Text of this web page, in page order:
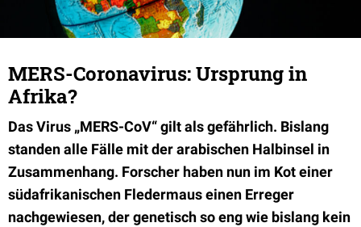
MERS-Coronavirus: Ursprung in
Afrika?
Das Virus „MERS-CoV“ gilt als gefährlich. Bislang
standen alle Fälle mit der arabischen Halbinsel in
Zusammenhang. Forscher haben nun im Kot einer
südafrikanischen Fledermaus einen Erreger
nachgewiesen, der genetisch so eng wie bislang kein